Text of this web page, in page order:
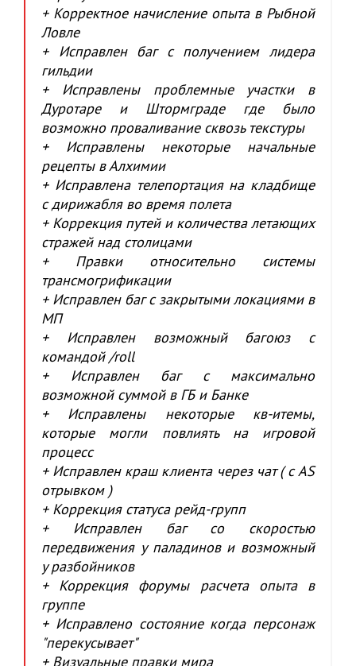
+ Корректное начисление опыта в Рыбной
Ловле
+ Исправлен баг с получением лидера
гильдии
+ Исправлены проблемные участки в
Дуротаре и Штормграде где было
возможно проваливание сквозь текстуры
+ Исправлены некоторые начальные
рецепты в Алхимии
+ Исправлена телепортация на кладбище
с дирижабля во время полета
+ Коррекция путей и количества летающих
стражей над столицами
+ Правки относительно системы
трансмогрификации
+ Исправлен баг с закрытыми локациями в
МП
+ Исправлен возможный багоюз с
командой /roll
+ Исправлен баг с максимально
возможной суммой в ГБ и Банке
+ Исправлены некоторые кв-итемы,
которые могли повлиять на игровой
процесс
+ Исправлен краш клиента через чат ( с AS
отрывком )
+ Коррекция статуса рейд-групп
+ Исправлен баг со скоростью
передвижения у паладинов и возможный
у разбойников
+ Коррекция форумы расчета опыта в
группе
+ Исправлено состояние когда персонаж
"перекусывает"